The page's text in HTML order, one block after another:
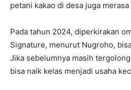
petani kakao di desa juga merasa
Pada tahun 2024, diperkirakan
Signature, menurut Nugroho,
Jika sebelumnya masih
bisa naik kelas menjadi usaha